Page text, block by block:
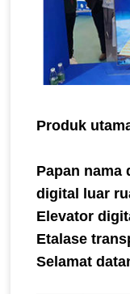
Produk
Papan nama
digital luar
Elevator
Etalase
Selamat